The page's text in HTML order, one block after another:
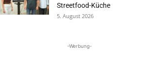
Streetfood-Küche
5. August 2026
-Werbung-